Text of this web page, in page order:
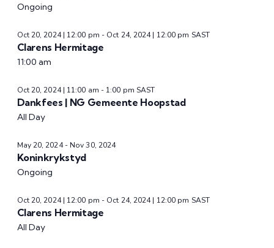
Ongoing
Oct 20, 2024 | 12:00 pm - Oct 24, 2024 | 12:00 pm SAST
Clarens Hermitage
11:00 am
Oct 20, 2024 | 11:00 am - 1:00 pm SAST
Dankfees | NG Gemeente Hoopstad
All Day
May 20, 2024- Nov 30, 2024
Koninkrykstyd
Ongoing
Oct 20, 2024 | 12:00 pm - Oct 24, 2024 | 12:00 pm SAST
Clarens Hermitage
All Day